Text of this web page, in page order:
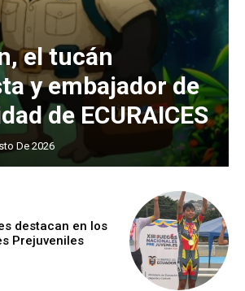
el tucán
y embajador de
de ECURAICES
De 2026
destacan en los
Prejuveniles